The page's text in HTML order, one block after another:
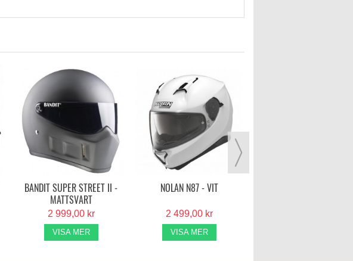
BANDIT SUPER STREET II -
MATTSVART
2 999,00 kr
VISA MER
NOLAN N87 - VIT
2 499,00 kr
VISA MER